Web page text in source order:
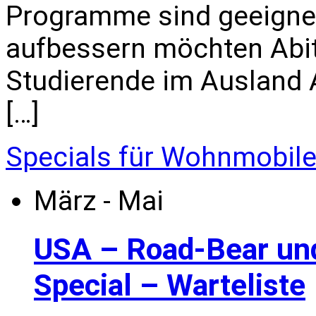
Programme sind
aufbessern möchten
Studierende im
[…]
Specials für Wohnmobile
März - Mai
USA – Road-Bear
Special – Warteliste